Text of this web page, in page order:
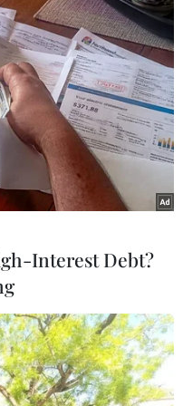
(TTXVN/Vietnam+)
#mạng viễn thông 5G
Bắc Ninh
Interest Debt?